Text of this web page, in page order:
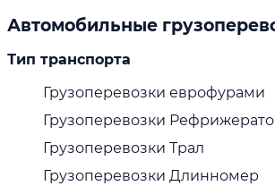
Автомобильные
Тип транспорта
Грузоперевозки еврофурами
Грузоперевозки
Грузоперевозки Трал
Грузоперевозки Длинномер